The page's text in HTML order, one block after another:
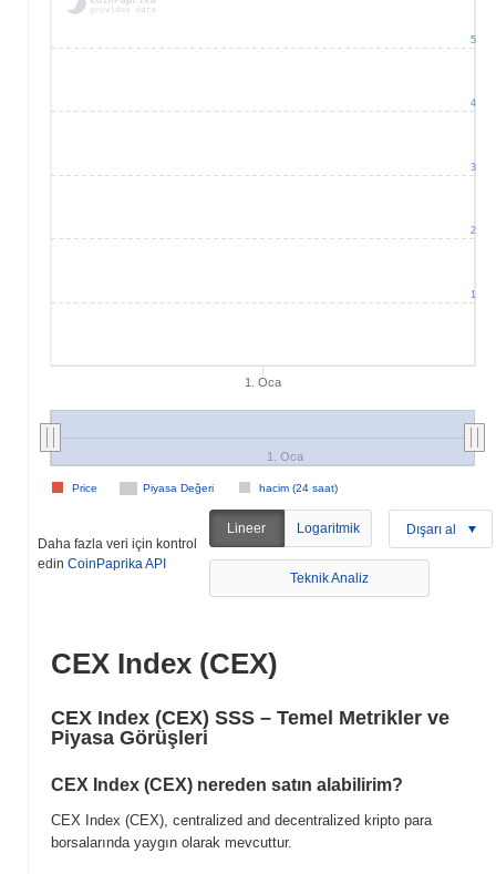
1. Oca
Piyasa Değeri hacim (24 saat)
Price
1. Oca
1
2
3
4
5
Daha fazla veri için kontrol
edin CoinPaprika API
Lineer Logaritmik Dışarı al
Teknik Analiz
CEX Index (CEX)
CEX Index (CEX) SSS – Temel Metrikler ve
Piyasa Görüşleri
CEX Index (CEX) nereden satın alabilirim?
CEX Index (CEX), centralized and decentralized kripto para
borsalarında yaygın olarak mevcuttur.